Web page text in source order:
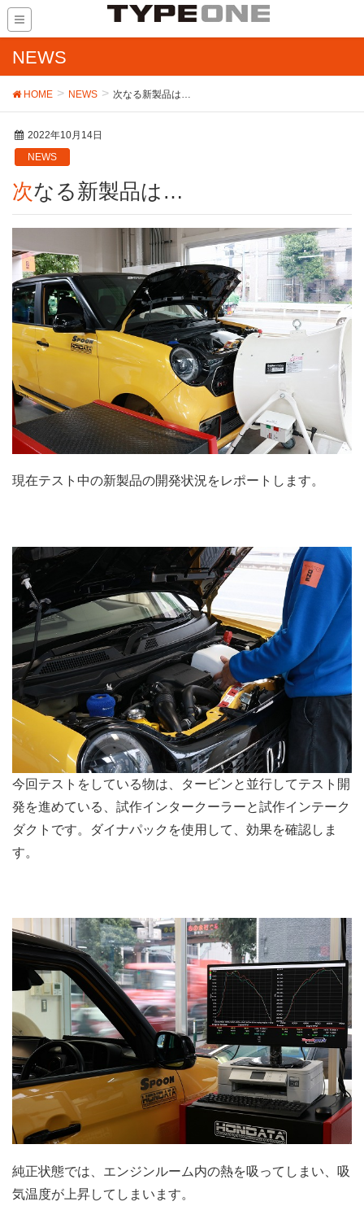
NEWS
HOME NEWS 次なる新製品は…
2022年10月14日
NEWS
次なる新製品は…
現在テスト中の新製品の開発状況をレポートします。
今回テストをしている物は、タービンと並行してテスト開
発を進めている、試作インタークーラーと試作インテーク
ダクトです。ダイナパックを使用して、効果を確認しま
す。
純正状態では、エンジンルーム内の熱を吸ってしまい、吸
気温度が上昇してしまいます。